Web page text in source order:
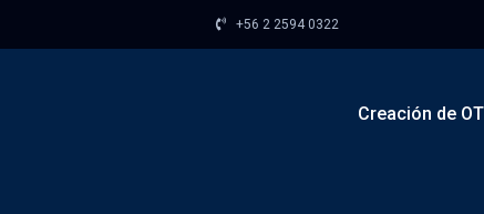
+56 2 2594 0322
Creación de